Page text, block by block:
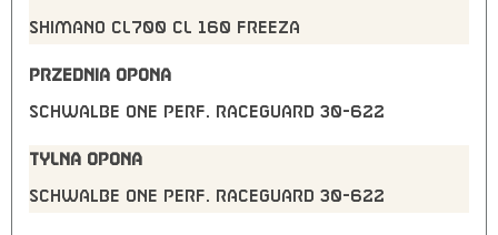
Shimano CL700 CL 160 freeza
PRZEDNIA OPONA
Schwalbe One Perf. RaceGuard 30-622
TYLNA OPONA
Schwalbe One Perf. RaceGuard 30-622